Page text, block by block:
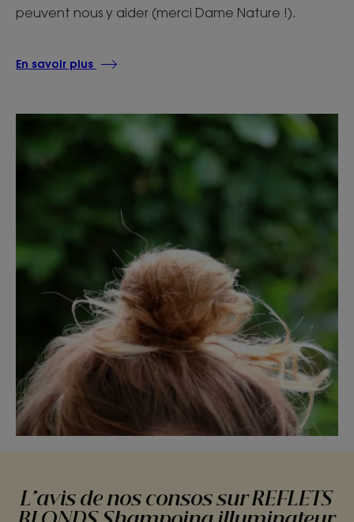
peuvent nous y aider (merci Dame Nature !).
En savoir plus
L'avis de nos consos sur REFLETS